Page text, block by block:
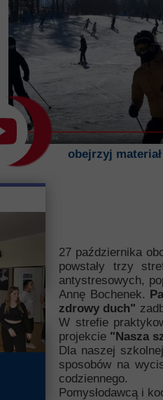
obejrzyj
27 października
powstały trzy
antystresowych,
Annę Bochenek.
zdrowy duch"
W strefie
projekcie "Nasza
Dla naszej
sposobów na
codziennego.
Pomysłodawcą i
Praw Ucznia
wykłady
Zawodowy
PZiPP
uczelni
szkolne